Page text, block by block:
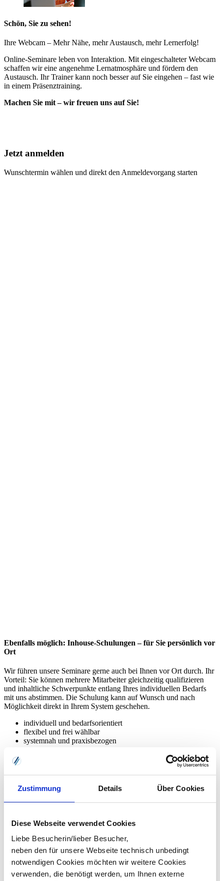
Zustimmung Details Über Cookies
Diese Webseite verwendet Cookies
Liebe Besucherin/lieber Besucher,
neben den für unsere Webseite technisch unbedingt
notwendigen Cookies möchten wir weitere Cookies
verwenden, die benötigt werden, um Ihnen externe
Schön, Sie zu sehen!
Ihre Webcam – Mehr Nähe, mehr Austausch, mehr Lernerfolg!
Online-Seminare leben von Interaktion. Mit eingeschalteter Webcam
schaffen wir eine angenehme Lernatmosphäre und fördern den
Austausch. Ihr Trainer kann noch besser auf Sie eingehen – fast wie
in einem Präsenztraining.
Machen Sie mit – wir freuen uns auf Sie!
Jetzt anmelden
Wunschtermin wählen und direkt den Anmeldevorgang starten
Ebenfalls möglich: Inhouse-Schulungen – für Sie persönlich vor
Ort
Wir führen unsere Seminare gerne auch bei Ihnen vor Ort durch. Ihr
Vorteil: Sie können mehrere Mitarbeiter gleichzeitig qualifizieren
und inhaltliche Schwerpunkte entlang Ihres individuellen Bedarfs
mit uns abstimmen. Die Schulung kann auf Wunsch und nach
Möglichkeit direkt in Ihrem System geschehen.
individuell und bedarfsorientiert
flexibel und frei wählbar
systemnah und praxisbezogen
Inhouse-Schulung anfragen